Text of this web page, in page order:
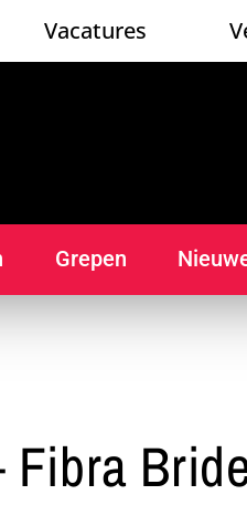
Vacatures
Grepen
Fibra